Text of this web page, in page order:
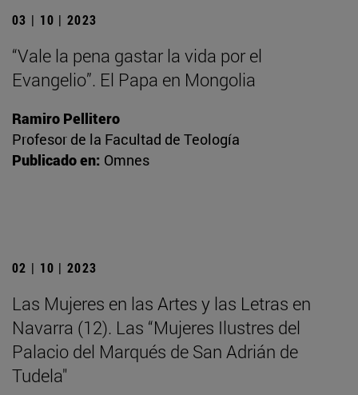
03 | 10 | 2023
“Vale la pena gastar la vida por el
Evangelio”. El Papa en Mongolia
Ramiro Pellitero
Profesor de la Facultad de Teología
Publicado en: Omnes
02 | 10 | 2023
Las Mujeres en las Artes y las Letras en
Navarra (12). Las “Mujeres Ilustres del
Palacio del Marqués de San Adrián de
Tudela"